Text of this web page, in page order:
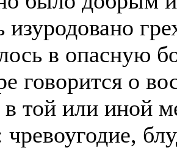
изуродовано
в опасную
говорится о
в той или иной
чревоугодие,